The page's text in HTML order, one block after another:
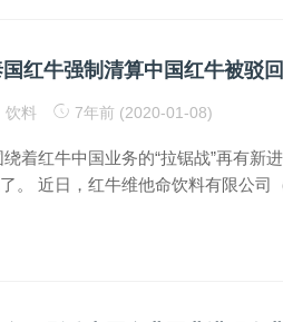
饮料 7年前 (2020-01-08)
着红牛中国业务的“拉锯战”再有新
。 近日，红牛维他命饮料有限公司